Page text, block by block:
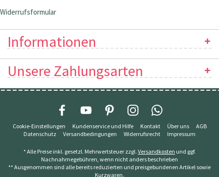
Widerrufsformular
Informationen
Unsere Zahlungsarten
Cookie-Einstellungen Kundenservice und Hilfe Kontakt Über uns
AGB
Datenschutz
Versandbedingungen Widerrufsrecht Impressum
* Alle Preise inkl. gesetzl. Mehrwertsteuer zzgl. Versandkosten und ggf.
Nachnahmegebühren, wenn nicht anders beschrieben
** Ausgenommen sind alle bereits reduzierten und preisgebundenen Artikel sowie
Kurzwaren.